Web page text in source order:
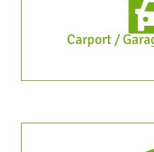
Carport /